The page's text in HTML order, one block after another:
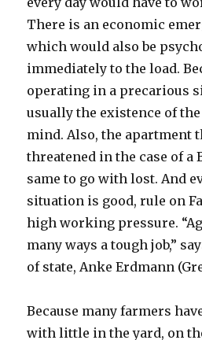
There is an economic
which would also be
immediately to the load.
operating in a precarious
usually the existence of
mind. Also, the apartment
threatened in the case of a
same to go with lost. And
situation is good, rule on
high working pressure.
many ways a tough job,”
of state, Anke Erdmann
Because many farmers
with little in the yard, on